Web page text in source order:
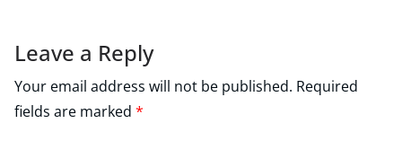
Leave a Reply
Your email address will not be published. Required
fields are marked *